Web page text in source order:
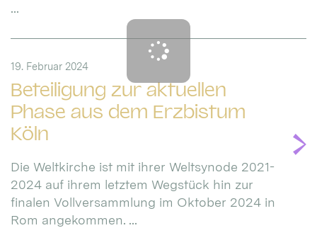
...
Beteiligung zur aktuellen
Phase aus dem Erzbistum
Köln
19. Februar 2024
Die Weltkirche ist mit ihrer Weltsynode 2021-
2024 auf ihrem letztem Wegstück hin zur
finalen Vollversammlung im Oktober 2024 in
Rom angekommen. ...